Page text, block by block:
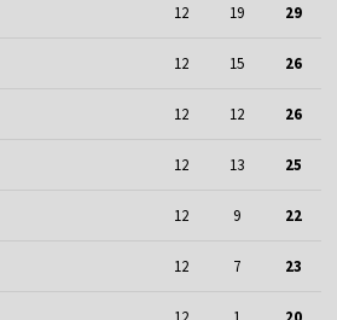
12 19 29
12 15 26
12 12 26
12 13 25
12 9 22
12 7 23